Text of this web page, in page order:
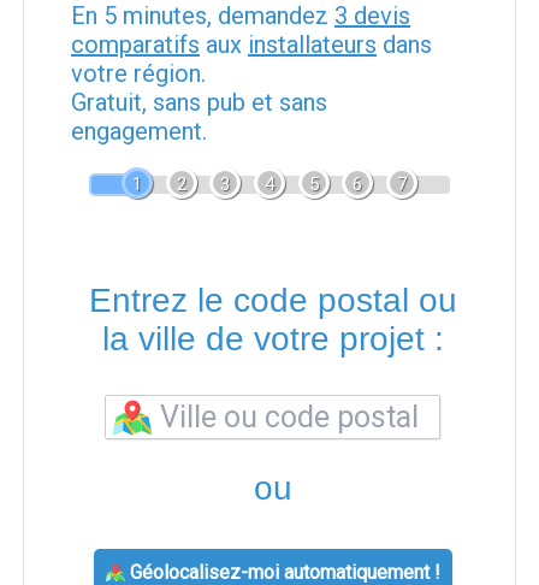
En 5 minutes, demandez 3 devis
comparatifs aux installateurs dans
votre région.
Gratuit, sans pub et sans
engagement.
1 2 3 4 5 6 7
Entrez le code postal ou
la ville de votre projet :
ou
Géolocalisez-moi automatiquement !